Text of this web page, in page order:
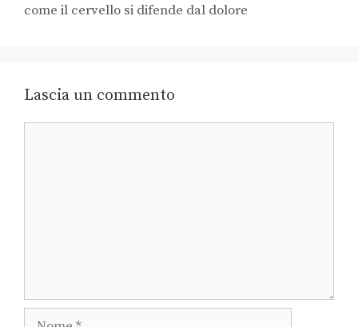
come il cervello si difende dal dolore
Lascia un commento